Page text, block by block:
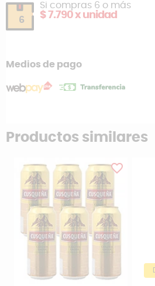
6
Si compras 6 o más
$ 7.790 x unidad
Medios de pago
Productos similares
favorite_border